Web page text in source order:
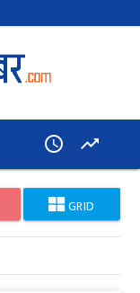
access_time trending_up
GRID